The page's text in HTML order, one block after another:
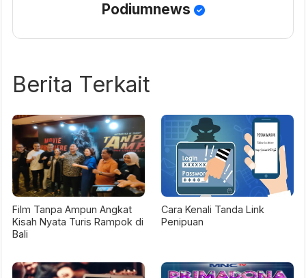
Podiumnews
Berita Terkait
Film Tanpa Ampun Angkat
Kisah Nyata Turis Rampok di
Bali
Cara Kenali Tanda Link
Penipuan